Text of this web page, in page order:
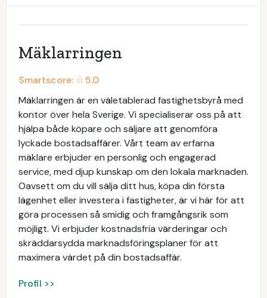
Mäklarringen
Smartscore: ☆5.0
Mäklarringen är en väletablerad fastighetsbyrå med
kontor över hela Sverige. Vi specialiserar oss på att
hjälpa både köpare och säljare att genomföra
lyckade bostadsaffärer. Vårt team av erfarna
mäklare erbjuder en personlig och engagerad
service, med djup kunskap om den lokala marknaden.
Oavsett om du vill sälja ditt hus, köpa din första
lägenhet eller investera i fastigheter, är vi här för att
göra processen så smidig och framgångsrik som
möjligt. Vi erbjuder kostnadsfria värderingar och
skräddarsydda marknadsföringsplaner för att
maximera värdet på din bostadsaffär.
Profil >>